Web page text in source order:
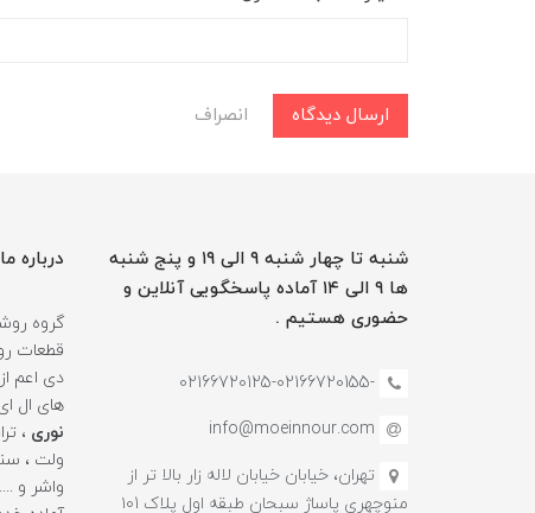
ارسال دیدگاه انصراف
شنبه تا چهار شنبه ۹ الی ۱۹ و پنج شنبه
ها ۹ الی ۱۴ آماده پاسخگویی آنلاین و
حضوری هستیم .
-02166720125-02166720155
info@moeinnour.com
تهران، خیابان خیابان لاله زار بالا تر از
منوچهری پاساژ سبحان طبقه اول پلاک ۱۰1
درباره ما
گروه
قطعات
دی اعم از
های ال
نوری
ولت ،